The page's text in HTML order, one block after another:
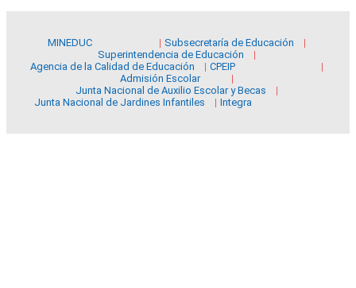
MINEDUC
Subsecretaría de Educación
Superintendencia de Educación
Agencia de la Calidad de Educación
CPEIP
Admisión Escolar
Junta Nacional de Auxilio Escolar y Becas
Junta Nacional de Jardines Infantiles
Integra